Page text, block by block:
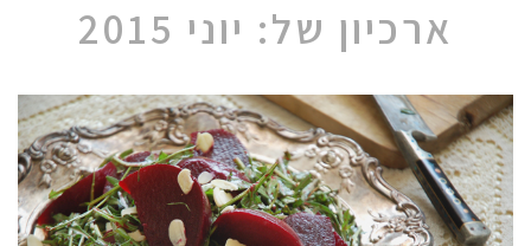
ארכיון של: יוני 2015